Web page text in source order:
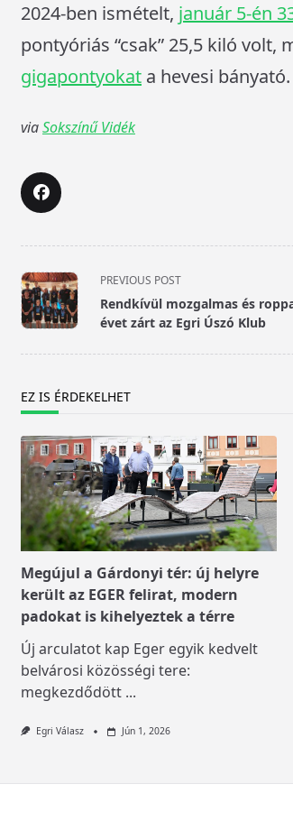
2024-ben ismételt, január 5-én
pontyóriás “csak” 25,5 kiló
gigapontyokat a hevesi bányató.
viaSokszínű Vidék
<span
class="nav-
subtitle
text">Page</span>
PREVIOUS POST
Rendkívül mozgalmas és
évet zárt az Egri Úszó Klub
EZ IS ÉRDEKELHET
Megújul a Gárdonyi tér: új helyre
került az EGER felirat, modern
padokat is kihelyeztek a térre
Új arculatot kap Eger egyik kedvelt
belvárosi közösségi tere:
megkezdődött ...
Egri Válasz Jún 1, 2026